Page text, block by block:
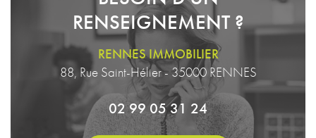
RENSEIGNEMENT ?
RENNES IMMOBILIER
88, Rue Saint-Hélier - 35000 RENNES
02 99 05 31 24